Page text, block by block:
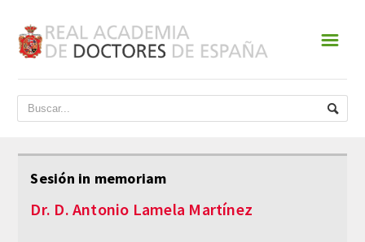
ACADEMIA
DATOS HISTÓRICOS
☰
Sesión in memoriam
Dr. D. Antonio Lamela Martínez